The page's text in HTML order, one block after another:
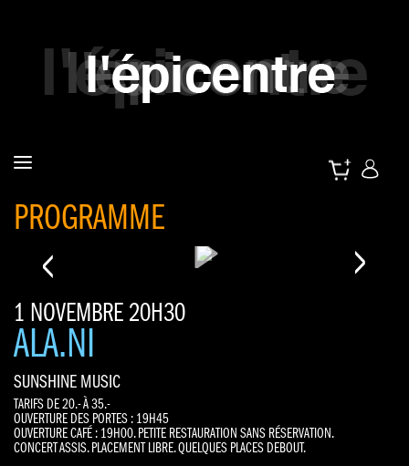
PROGRAMME
1 NOVEMBRE 20H30
ALA.NI
SUNSHINE MUSIC
TARIFS DE 20.- À 35.-
OUVERTURE DES PORTES : 19H45
OUVERTURE CAFÉ : 19H00. PETITE RESTAURATION SANS RÉSERVATION.
CONCERT ASSIS. PLACEMENT LIBRE. QUELQUES PLACES DEBOUT.